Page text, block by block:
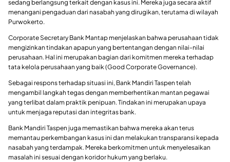
sedang berlangsung terkait dengan kasus ini. Mereka juga secara aktif
menangani pengaduan dari nasabah yang dirugikan, terutama di wilayah
Purwokerto.
Corporate Secretary Bank Mantap menjelaskan bahwa perusahaan tidak
mengizinkan tindakan apapun yang bertentangan dengan nilai-nilai
perusahaan. Hal ini merupakan bagian dari komitmen mereka terhadap
tata kelola perusahaan yang baik (Good Corporate Governance).
Sebagai respons terhadap situasi ini, Bank Mandiri Taspen telah
mengambil langkah tegas dengan memberhentikan mantan pegawai
yang terlibat dalam praktik penipuan. Tindakan ini merupakan upaya
untuk menjaga reputasi dan integritas bank.
Bank Mandiri Taspen juga memastikan bahwa mereka akan terus
memantau perkembangan kasus ini dan melakukan transparansi kepada
nasabah yang terdampak. Mereka berkomitmen untuk menyelesaikan
masalah ini sesuai dengan koridor hukum yang berlaku.